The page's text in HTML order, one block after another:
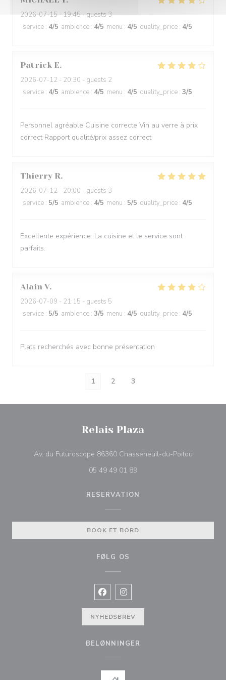
2026-07-15- 19:45 - guests 3
service : 4/5 ambience : 4/5 menu : 4/5 quality_price : 4/5
Patrick E
2026-07-12 - 20:30 - guests 2
service : 4/5 ambience : 4/5 menu : 4/5 quality_price : 3/5
Personnel agréable Cuisine correcte Vin au verre à prix
correct Rapport qualité/prix assez correct
Thierry R
2026-07-12 - 20:00 - guests 3
service : 5/5 ambience : 4/5 menu : 5/5 quality_price : 4/5
Excellente expérience. La cuisine et le service sont
parfaits.
Alain V
2026-07-09 - 21:15 - guests 5
service : 5/5 ambience : 3/5 menu : 4/5 quality_price : 4/5
Plats recherchés avec bonne présentation
1 2 3
Relais Plaza
Av. du Futuroscope 86360 Chasseneuil-du-Poitou((åbner i
05 49 49 01 89
RESERVATION
BOOK ET BORD
FØLG OS
Facebook ((åbner i et nyt vindue))
Instagram ((åbner i et nyt
NYHEDSBREV
BELØNNINGER